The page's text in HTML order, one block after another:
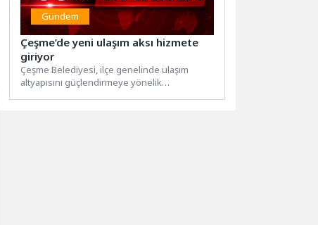
Gündem
Çeşme’de yeni ulaşım aksı hizmete
giriyor
Çeşme Belediyesi, ilçe genelinde ulaşım
altyapısını güçlendirmeye yönelik